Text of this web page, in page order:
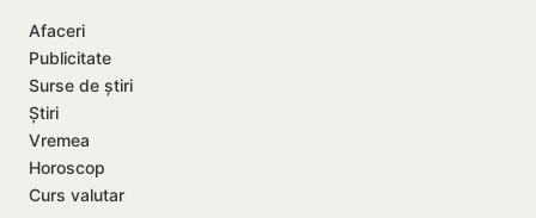
Afaceri
Publicitate
Surse de știri
Știri
Vremea
Horoscop
Curs valutar